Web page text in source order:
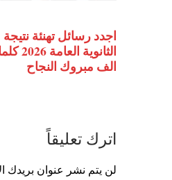
اجدد رسائل تهنئة نتيجة
الثانوية
الف مبروك النجاح
اترك تعليقاً
لن يتم نشر عنوان بريدك